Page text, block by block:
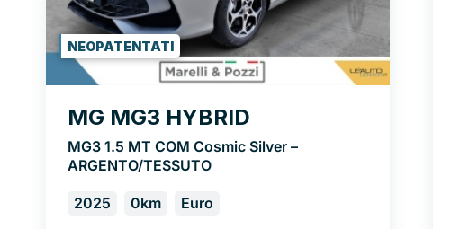
NEOPATENTATI
MG MG3 HYBRID
MG3 1.5 MT COM Cosmic Silver –
ARGENTO/TESSUTO
2025 0km Euro